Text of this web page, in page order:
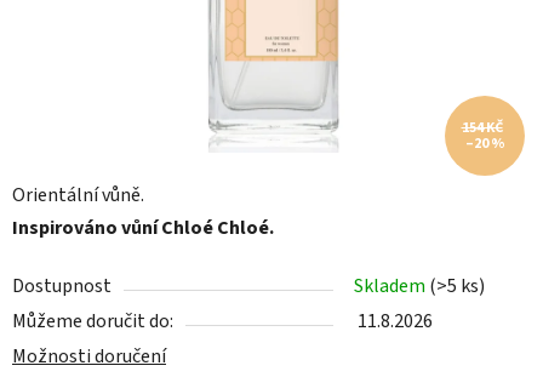
Orientální vůně.
Inspirováno vůní Chloé Chloé.
Dostupnost Skladem (>5 ks)
Můžeme doručit do:
11.8.2026
Možnosti doručení
154 KČ
–20 %